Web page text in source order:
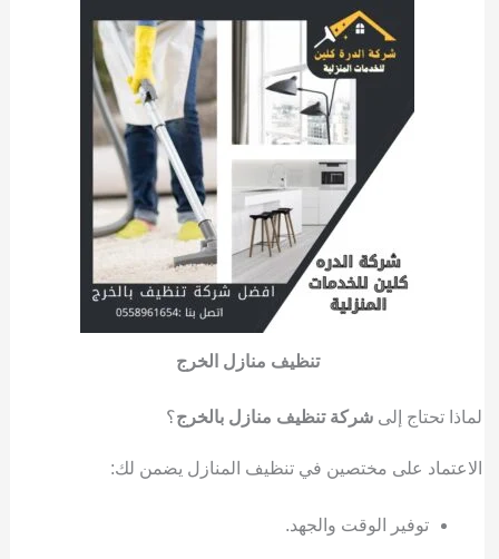
تنظيف منازل الخرج
لماذا تحتاج إلى شركة تنظيف منازل بالخرج؟
الاعتماد على مختصين في تنظيف المنازل يضمن لك:
توفير الوقت والجهد.